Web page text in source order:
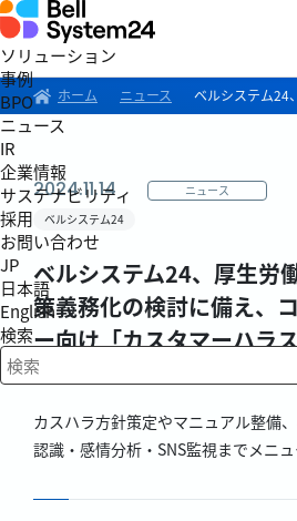
ソリューション
事例
BPO
ニュース
IR
企業情報
サステナビリティ
採用
お問い合わせ
JP
日本語
English
検索
検索キーワード入力
ホーム ニュース ベルシステム24
2024.11.14
ニュース
ベルシステム24
ベルシステム24、厚生労
策義務化の検討に備え、
ー向け「カスタマーハラ
ビス」を提供開始
カスハラ方針策定やマニュアル整備
認識・感情分析・SNS監視までメニ